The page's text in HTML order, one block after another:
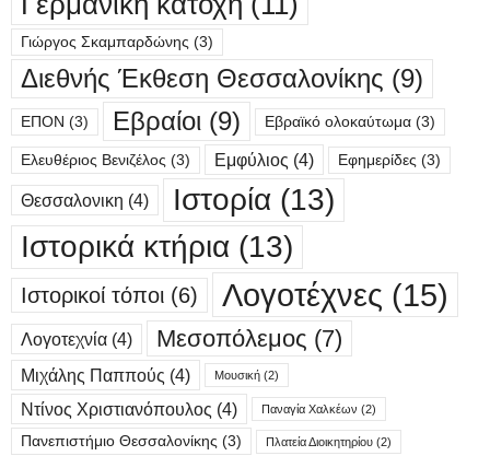
Γιώργος Σκαμπαρδώνης (3)
Διεθνής Έκθεση Θεσσαλονίκης (9)
ΕΠΟΝ (3) Εβραίοι (9) Εβραϊκό ολοκαύτωμα (3)
Ελευθέριος Βενιζέλος (3) Εμφύλιος (4) Εφημερίδες (3)
Θεσσαλονικη (4) Ιστορία (13)
Ιστορικά κτήρια (13)
Ιστορικοί τόποι (6) Λογοτέχνες (15)
Λογοτεχνία (4) Μεσοπόλεμος (7)
Μιχάλης Παππούς (4) Μουσική (2)
Ντίνος Χριστιανόπουλος (4) Παναγία Χαλκέων (2)
Πανεπιστήμιο Θεσσαλονίκης (3) Πλατεία Διοικητηρίου (2)